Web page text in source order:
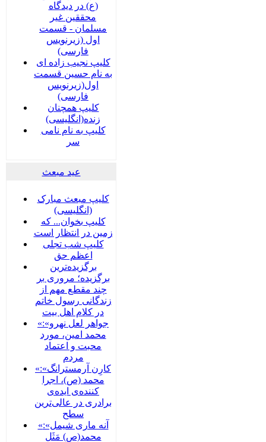
(ع) در دیدگاه
محققین غیر
مسلمان - قسمت
اول (زیرنویس
فارسی)
کلیپ نجیب زاده ای
به نام حسین قسمت
اول(زیرنویس
فارسی)
کلیپ همچنان
زنده(انگلیسی)
کلیپ به نام نامی
سر
عید مبعث
کلیپ مبعث مبارک
(انگلیسی)
کلیپ بخوان... که
زمین در انتظار است
کلیپ شب تجلی
اعظم حق
برگزیده‌ترین
برگزیده؛ مروری بر
چند مقطع مهم از
زندگانی رسول خاتم
در کلام اهل بیت
«جواهر لعل نهرو»:
محمد امین، مورد
محبت و اعتماد
مردم
«کارِن آرمسترانگ»:
محمد (ص)، اجرا
کننده‌ی ایده‌ی
برادری در عالی‌ترین
سطح
«آنه ماری شیمل»:
محمد(ص) مَثَل